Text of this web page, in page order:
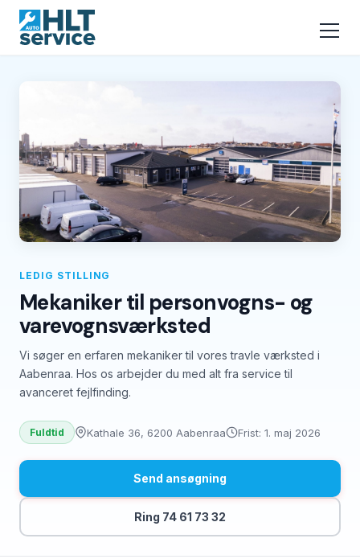
LEDIG STILLING
Mekaniker til personvogns- og
varevognsværksted
Vi søger en erfaren mekaniker til vores travle værksted i
Aabenraa. Hos os arbejder du med alt fra service til
avanceret fejlfinding.
Fuldtid Kathale 36, 6200 Aabenraa Frist: 1. maj 2026
Send ansøgning
Ring 74 61 73 32